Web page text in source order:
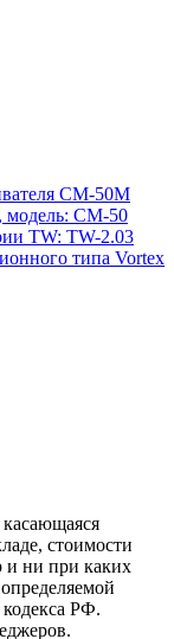
СМ-50М
модель: СМ-50
TW: TW-2.03
типа Vortex
стоимости
и ни при каких
РФ.